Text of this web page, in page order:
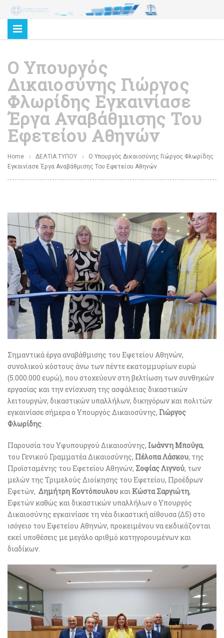
Ο Υπουργός
Δικαιοσύνης Γιώργος
Φλωρίδης Εγκαινίασε
Έργα Αναβάθμισης Του
Εφετείου Αθηνών
Home ΔΕΛΤΙΑ ΤΥΠΟΥ
Ο Υπουργός Δικαιοσύνης Γιώργος Φλωρίδης
Εγκαινίασε Έργα Αναβάθμισης Του Εφετείου Αθηνών
Σημαντικά έργα αναβάθμισης του Εφετείου Αθηνών,
συνολικού κόστους άνω των πέντε εκατομμυρίων ευρώ
(5.000.000 ευρώ), που στοχεύουν στη βελτίωση των συνθηκών
εργασίας και την ενίσχυση της ασφάλειας δικαστικών
λειτουργών, δικαστικών υπαλλήλων, δικηγόρων και πολιτών
εγκαινίασε σήμερα ο Υπουργός Δικαιοσύνης, Γιώργος
Φλωρίδης
Παρουσία του Υφυπουργού Δικαιοσύνης, Ιωάννη Μπούγα,
του Γενικού Γραμματέα Δικαιοσύνης, Πέλοπα Λάσκου, της
Προϊσταμένης του Εφετείου Αθηνών, Σοφίας Λιγνού, των
μελών της Τριμελούς Διοίκησης του Εφετείου, Προέδρων
Εφετών, Δημήτρη Κοντόπουλου και Κώστα Σαργιώτη,
Εφετών καθώς και δικαστικών υπαλλήλων ο Υπουργός
Δικαιοσύνης εγκαινίασε τη νέα δικαστική αίθουσα (Δ5) στο
ισόγειο του Εφετείου Αθηνών, προκειμένου να εκδικάζονται
εκεί υποθέσεις με μεγάλο αριθμό κατηγορουμένων και
διαδίκων.